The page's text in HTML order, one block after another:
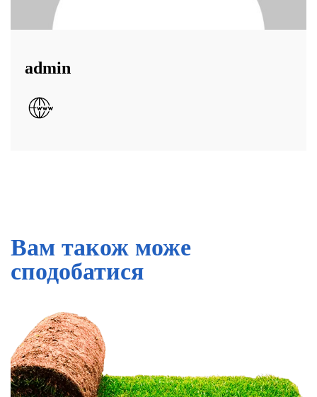
admin
Вам також може
сподобатися